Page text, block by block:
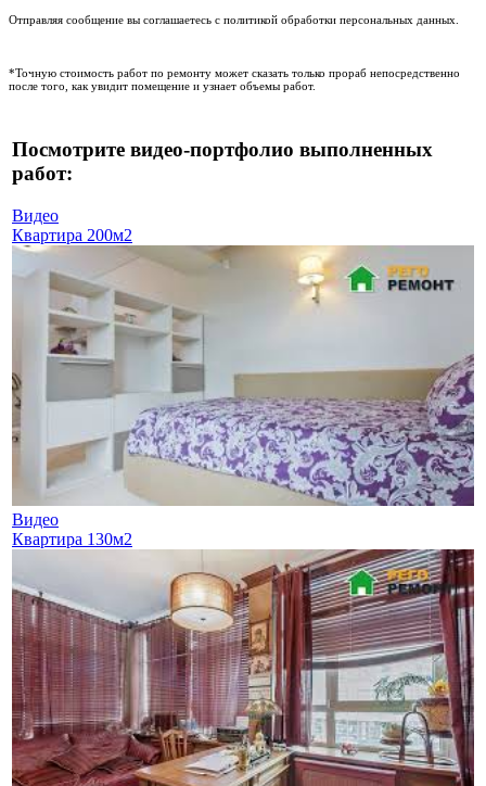
Отправляя сообщение вы соглашаетесь с политикой обработки персональных данных.
*Точную стоимость работ по ремонту может сказать только прораб непосредственно
после того, как увидит помещение и узнает объемы работ.
Посмотрите видео-портфолио выполненных
работ:
Видео
Квартира 200м2
Видео
Квартира 130м2